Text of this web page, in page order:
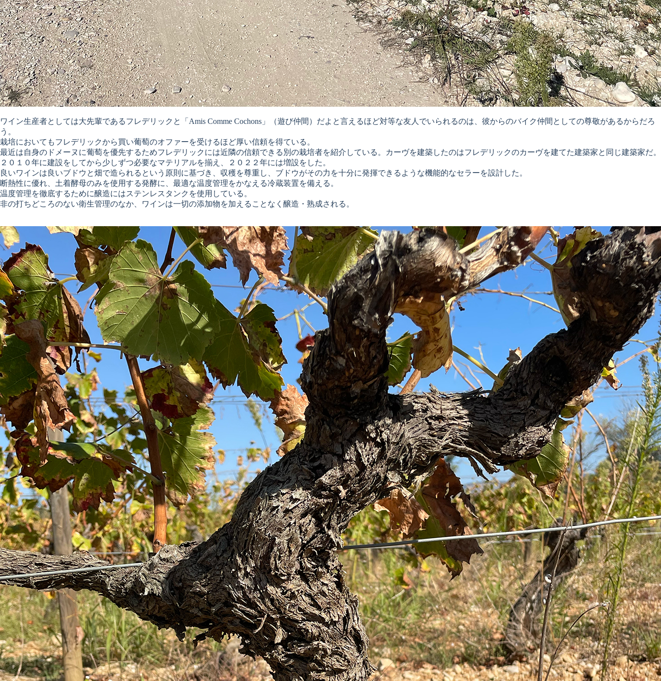
ワイン生産者としては大先輩であるフレデリックと「Amis Comme Cochons」（遊び仲間）だよと言えるほど対等な友人でいられるのは、彼からのバイク仲間としての尊敬があるからだろ
う。
栽培においてもフレデリックから買い葡萄のオファーを受けるほど厚い信頼を得ている。
最近は自身のドメーヌに葡萄を優先するためフレデリックには近隣の信頼できる別の栽培者を紹介している。カーヴを建築したのはフレデリックのカーヴを建てた建築家と同じ建築家だ。
２０１０年に建設をしてから少しずつ必要なマテリアルを揃え、２０２２年には増設をした。
良いワインは良いブドウと畑で造られるという原則に基づき、収穫を尊重し、ブドウがその力を十分に発揮できるような機能的なセラーを設計した。
断熱性に優れ、土着酵母のみを使用する発酵に、最適な温度管理をかなえる冷蔵装置を備える。
温度管理を徹底するために醸造にはステンレスタンクを使用している。
非の打ちどころのない衛生管理のなか、ワインは一切の添加物を加えることなく醸造・熟成される。